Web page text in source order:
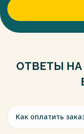
ОТВЕТЫ
Как оплатить